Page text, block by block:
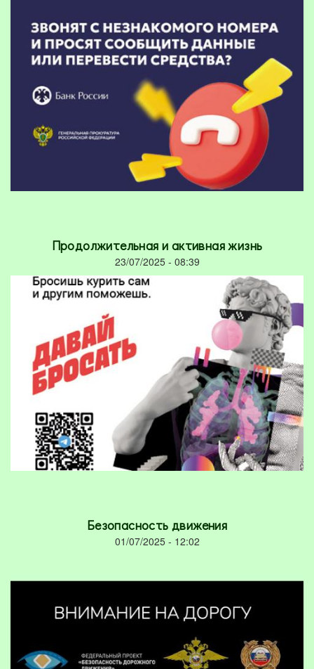
Продолжительная и активная жизнь
23/07/2025 - 08:39
Безопасность движения
01/07/2025 - 12:02